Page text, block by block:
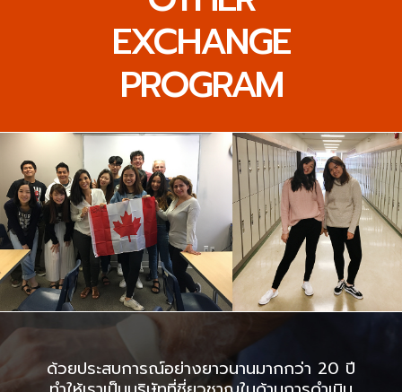
EXCHANGE
PROGRAM
ด้วยประสบการณ์อย่างยาวนานมากกว่า 20 ปี